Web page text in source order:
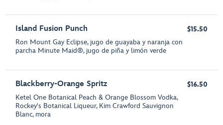
Island Fusion Punch
Ron Mount Gay Eclipse, jugo de guayaba y naranja con
parcha Minute Maid®, jugo de piña y limón verde
$15.50
Blackberry-Orange Spritz
Ketel One Botanical Peach & Orange Blossom Vodka,
Rockey's Botanical Liqueur, Kim Crawford Sauvignon
Blanc, mora
$16.50